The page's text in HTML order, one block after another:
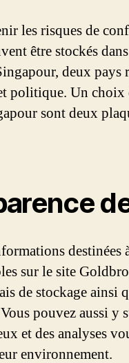
les risques de
être stockés
deux
politique. Un choix
sont deux
destinées
sur le site
de stockage ainsi
pouvez aussi y
et des analyses
environnement.